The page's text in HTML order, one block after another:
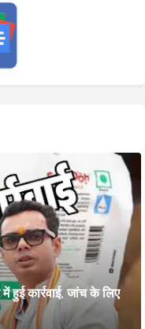
हुई कार्रवाई, जांच के लिए